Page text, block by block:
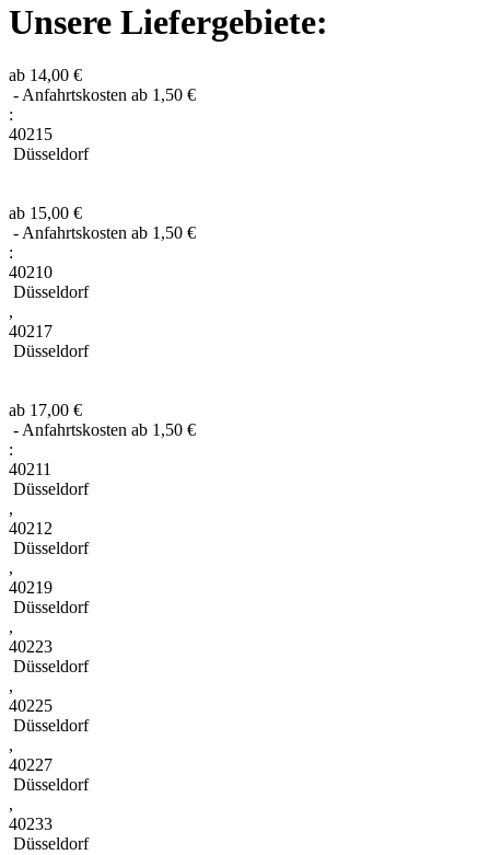
Unsere Liefergebiete:
ab 14,00 €
- Anfahrtskosten ab 1,50 €
:
40215
Düsseldorf
ab 15,00 €
- Anfahrtskosten ab 1,50 €
:
40210
Düsseldorf
,
40217
Düsseldorf
ab 17,00 €
- Anfahrtskosten ab 1,50 €
:
40211
Düsseldorf
,
40212
Düsseldorf
,
40219
Düsseldorf
,
40223
Düsseldorf
,
40225
Düsseldorf
,
40227
Düsseldorf
,
40233
Düsseldorf